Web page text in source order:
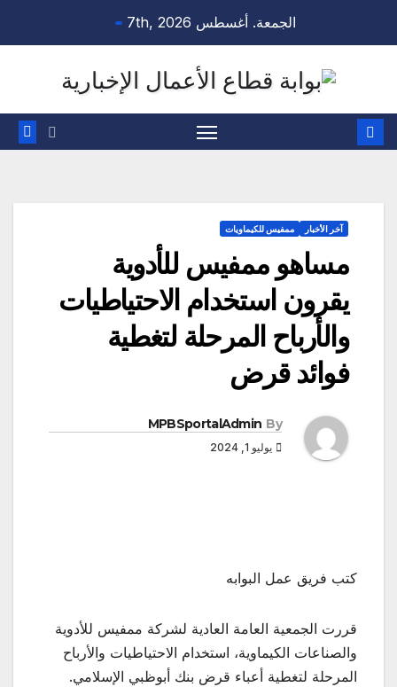
الجمعة. أغسطس 7th, 2026
آخر الأخبار ممفيس للكيماويات
مساهو ممفيس للأدوية
يقرون استخدام الاحتياطيات
والأرباح المرحلة لتغطية
فوائد قرض
By
MPBSportalAdmin
يوليو 1, 2024
كتب فريق عمل البوابه
قررت الجمعية العامة العادية لشركة ممفيس للأدوية
والصناعات الكيماوية، استخدام الاحتياطيات والأرباح
المرحلة لتغطية أعباء قرض بنك أبوظبي الإسلامي.